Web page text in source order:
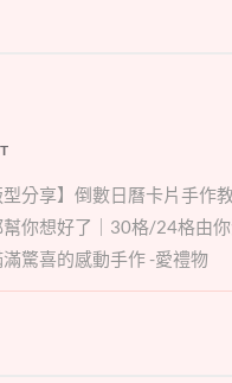
型分享】倒數日曆卡片手作
幫你想好了｜30格/24格由
滿驚喜的感動手作 -愛禮物